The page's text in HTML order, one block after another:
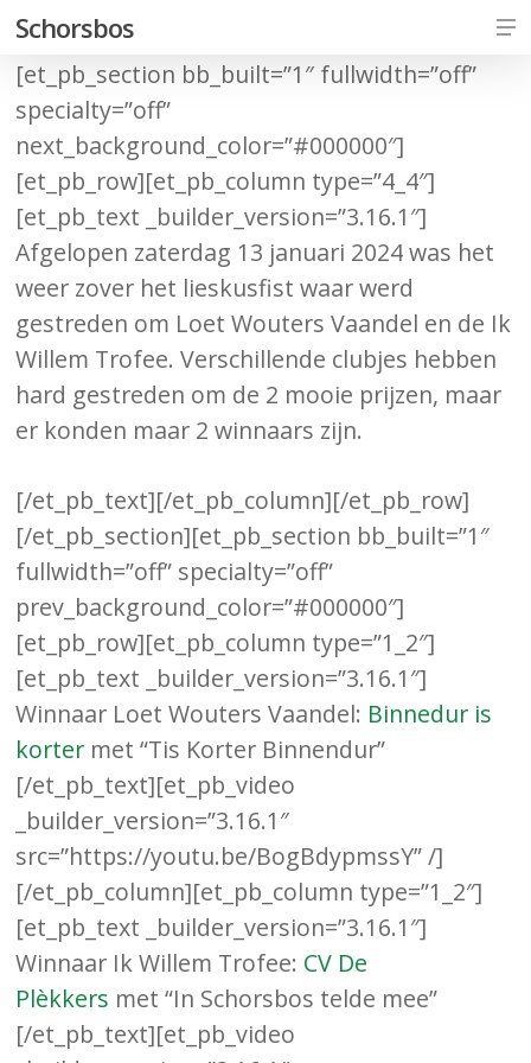
Skip
main
content
Schorsbos
[et_pb_section bb_built=”1″ fullwidth=”off”
specialty=”off”
next_background_color=”#000000″]
[et_pb_row][et_pb_column type=”4_4″]
[et_pb_text _builder_version=”3.16.1″]
Afgelopen zaterdag 13 januari 2024 was het
weer zover het lieskusfist waar werd
gestreden om Loet Wouters Vaandel en de Ik
Willem Trofee. Verschillende clubjes hebben
hard gestreden om de 2 mooie prijzen, maar
er konden maar 2 winnaars zijn.
[/et_pb_text][/et_pb_column][/et_pb_row]
[/et_pb_section][et_pb_section bb_built=”1″
fullwidth=”off” specialty=”off”
prev_background_color=”#000000″]
[et_pb_row][et_pb_column type=”1_2″]
[et_pb_text _builder_version=”3.16.1″]
Winnaar Loet Wouters Vaandel: Binnedur is
korter met “Tis Korter Binnendur”
[/et_pb_text][et_pb_video
_builder_version=”3.16.1″
src=”https://youtu.be/BogBdypmssY” /]
[/et_pb_column][et_pb_column type=”1_2″]
[et_pb_text _builder_version=”3.16.1″]
Winnaar Ik Willem Trofee: CV De
Plèkkers met “In Schorsbos telde mee”
[/et_pb_text][et_pb_video
Close